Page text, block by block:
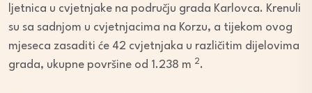
ljetnica u cvjetnjake na području grada Karlovca. Krenuli
su sa sadnjom u cvjetnjacima na Korzu, a tijekom ovog
mjeseca zasaditi će 42 cvjetnjaka u različitim dijelovima
grada, ukupne površine od 1.238 m 2.